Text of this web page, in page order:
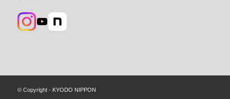
YouTube
© Copyright - KYODO NIPPON